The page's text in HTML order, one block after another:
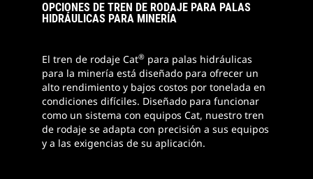
OPCIONES DE TREN DE RODAJE PARA PALAS
HIDRÁULICAS PARA MINERÍA
El tren de rodaje Cat® para palas hidráulicas
para la minería está diseñado para ofrecer un
alto rendimiento y bajos costos por tonelada en
condiciones difíciles. Diseñado para funcionar
como un sistema con equipos Cat, nuestro tren
de rodaje se adapta con precisión a sus equipos
y a las exigencias de su aplicación.